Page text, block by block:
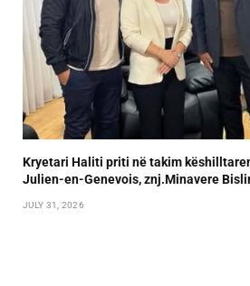
Kryetari Haliti priti në takim
Julien-en-Genevois, znj.Minavere
JULY 31, 2026